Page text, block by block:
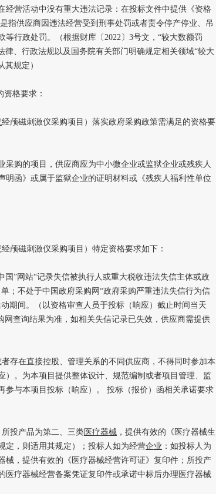
营活动中没有重大违法记录：在投标文件中提供《资格
指供应商因违法经营受到刑事处罚或者责令停产停业、吊
等行政处罚。（根据财库〔2022〕3号文，“较大数额罚
律、行政法规以及国务院有关部门明确规定相关领域“较大
其规定）
格要求：
经颅磁刺激仪采购项目）落实政府采购政策需满足的资格要
购的项目，供应商应为中小微企业或监狱企业或残疾人
明函》或属于监狱企业的证明材料或《残疾人福利性单位
磁刺激仪采购项目）特定资格要求如下：
”网站“记录失信被执行人或重大税收违法失信主体或政
；不处于中国政府采购网“政府采购严重违法失信行为信
期间。（以资格审查人员于投标（响应）截止时间当天
网查询结果为准，如相关失信记录已失效，供应商需提供
在直接控股、管理关系的不同供应商，不得同时参加本
）。为本项目提供整体设计、规范编制或者项目管理、监
参与本项目投标（响应）。 投标（报价）函相关承诺要求
投产品为第二、三类 医疗器械 ，提供有效的《医疗器械生
定，则适用其规定）；投标人如为经营企业 ：如投标人为
械，提供有效的《医疗器械经营许可证》复印件；所投产
医疗器械经营备案凭证复印件或承诺中标后办理医疗器械